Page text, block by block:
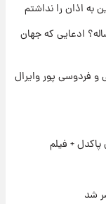
اعلام شد؛
و ساینا با اقساط
اذان را نداشتم
عمر انسان در دستان یک نوجوان ۱۵ ساله؟ ادعایی که جهان
و فردوسی پور وایرال
+ فیلم
شد